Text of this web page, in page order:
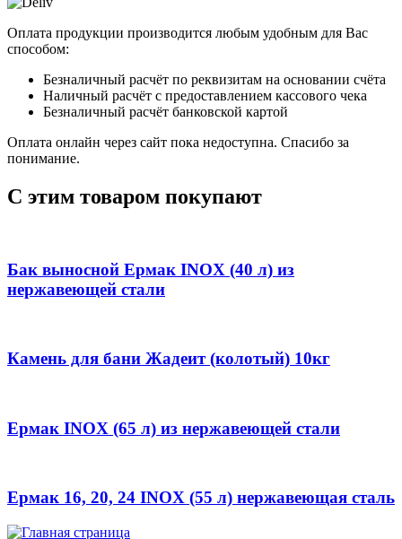
Оплата продукции производится любым удобным для Вас
способом:
Безналичный расчёт по реквизитам на основании счёта
Наличный расчёт с предоставлением кассового чека
Безналичный расчёт банковской картой
Оплата онлайн через сайт пока недоступна. Спасибо за
понимание.
С этим товаром покупают
Бак выносной Ермак INOX (40 л) из
нержавеющей стали
Камень для бани Жадеит (колотый) 10кг
Ермак INOX (65 л) из нержавеющей стали
Ермак 16, 20, 24 INOX (55 л) нержавеющая сталь